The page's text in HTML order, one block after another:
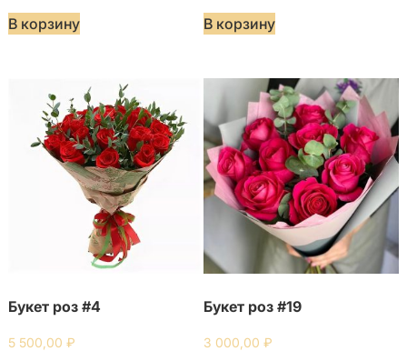
В корзину В корзину
Букет роз #4
5 500,00 ₽
Букет роз #19
3 000,00 ₽